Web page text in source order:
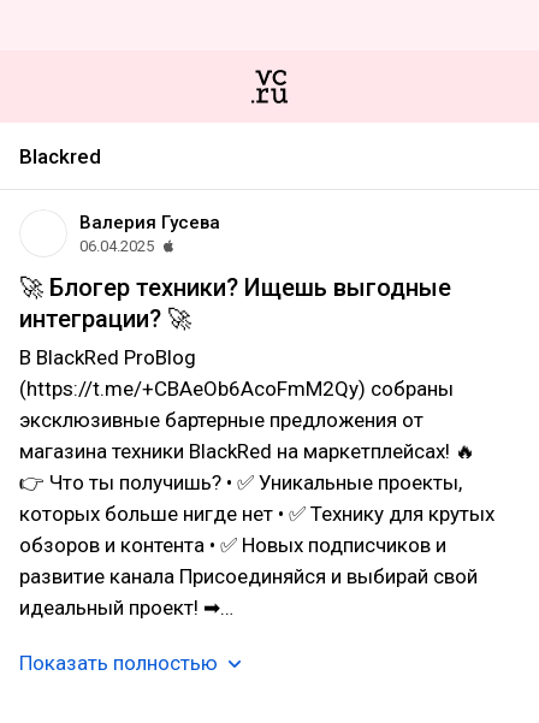
Blackred
Валерия Гусева
06.04.2025
🚀 Блогер техники? Ищешь выгодные
интеграции? 🚀
В BlackRed ProBlog
(https://t.me/+CBAeOb6AcoFmM2Qy) собраны
эксклюзивные бартерные предложения от
магазина техники BlackRed на маркетплейсах! 🔥
👉 Что ты получишь? • ✅ Уникальные проекты,
которых больше нигде нет • ✅ Технику для крутых
обзоров и контента • ✅ Новых подписчиков и
развитие канала Присоединяйся и выбирай свой
идеальный проект! ➡…
Показать полностью